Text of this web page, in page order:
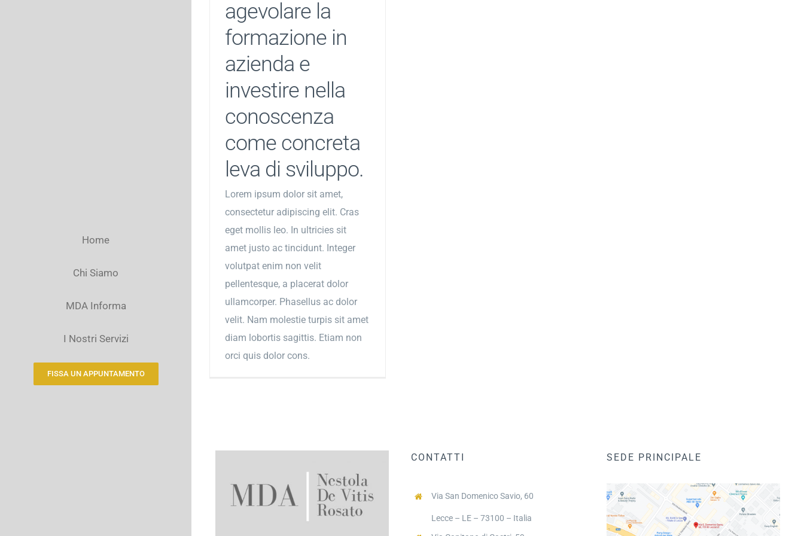
Home
Chi Siamo
MDA Informa
I Nostri Servizi
FISSA UN APPUNTAMENTO
agevolare la
formazione in
azienda e
investire nella
conoscenza
come concreta
leva di sviluppo.
Lorem ipsum dolor sit amet,
consectetur adipiscing elit. Cras
eget mollis leo. In ultricies sit
amet justo ac tincidunt. Integer
volutpat enim non velit
pellentesque, a placerat dolor
ullamcorper. Phasellus ac dolor
velit. Nam molestie turpis sit amet
diam lobortis sagittis. Etiam non
orci quis dolor cons.
CONTATTI
Via San Domenico Savio, 60
Lecce – LE – 73100 – Italia
SEDE PRINCIPALE